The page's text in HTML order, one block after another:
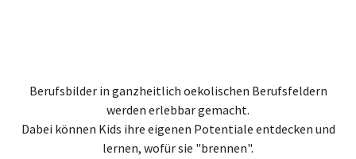
Berufsbilder in ganzheitlich oekolischen Berufsfeldern
werden erlebbar gemacht.
Dabei können Kids ihre eigenen Potentiale entdecken und
lernen, wofür sie "brennen".